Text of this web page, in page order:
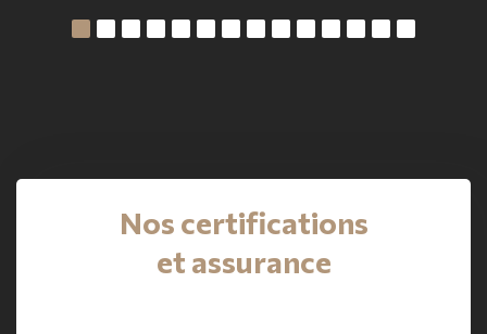
Nos certifications
et assurance